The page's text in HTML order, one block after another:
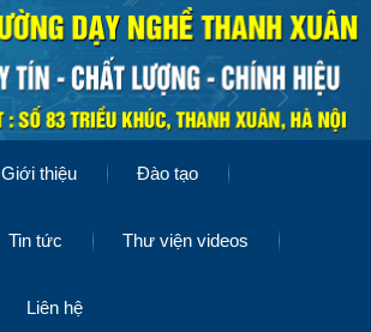
Giới thiệu Đào tạo
Tin tức Thư viện videos
Liên hệ